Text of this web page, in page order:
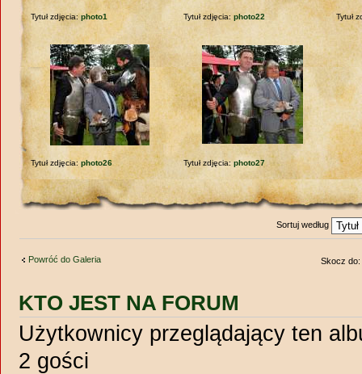
Tytuł zdjęcia:photo1 Tytuł zdjęcia:photo22 Tytuł
Tytuł zdjęcia:photo26 Tytuł zdjęcia:photo27
Sortuj według
Powróć do Galeria Skocz do:
KTO JEST NA FORUM
Użytkownicy przeglądający ten
2 gości